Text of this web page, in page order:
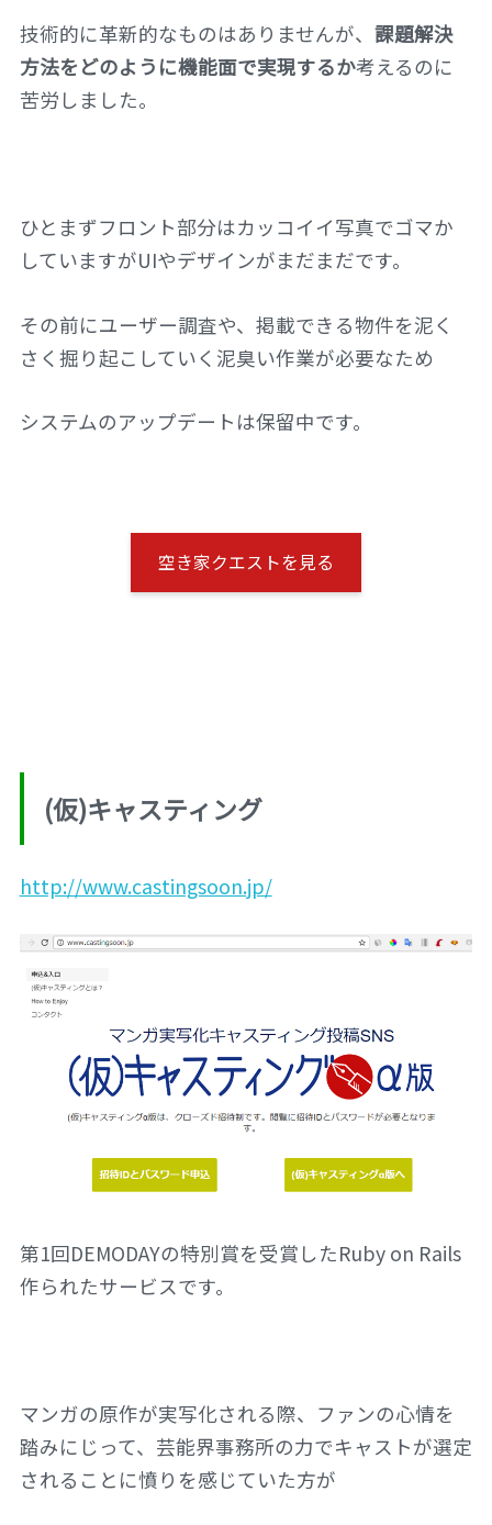
技術的に革新的なものはありませんが、 課題解決
方法をどのように機能面で実現するか考えるのに
苦労しました。
ひとまずフロント部分はカッコイイ写真でゴマか
していますがUIやデザインがまだまだです。
その前にユーザー調査や、掲載できる物件を泥く
さく掘り起こしていく泥臭い作業が必要なため
システムのアップデートは保留中です。
空き家クエストを見る
(仮)キャスティング
http://www.castingsoon.jp/
第1回DEMODAYの特別賞を受賞したRuby on Rails
作られたサービスです。
マンガの原作が実写化される際、ファンの心情を
踏みにじって、芸能界事務所の力でキャストが選定
されることに憤りを感じていた方が